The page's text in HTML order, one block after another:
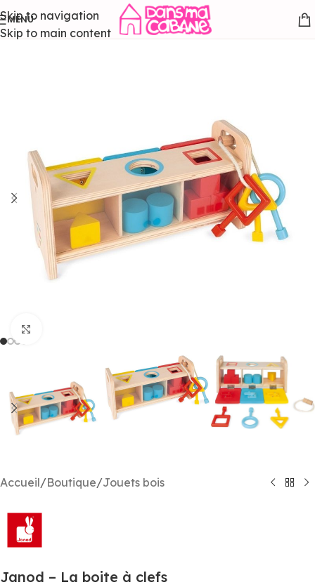
Skip to navigation
Skip to main content
MENU
Accueil/Boutique/Jouets bois
Janod – La boite à clefs